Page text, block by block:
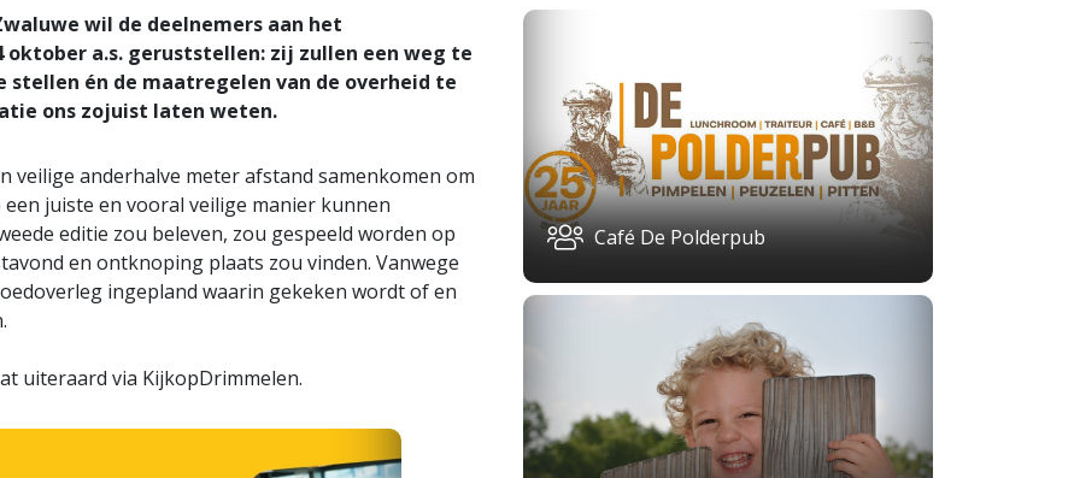
wil de deelnemers aan het
a.s. geruststellen: zij zullen een weg te
stellen én de maatregelen van de overheid te
ons zojuist laten weten.
veilige anderhalve meter afstand samenkomen om
juiste en vooral veilige manier kunnen
editie zou beleven, zou gespeeld worden op
en ontknoping plaats zou vinden. Vanwege
ingepland waarin gekeken wordt of en
uiteraard via KijkopDrimmelen.
Café De Polderpub